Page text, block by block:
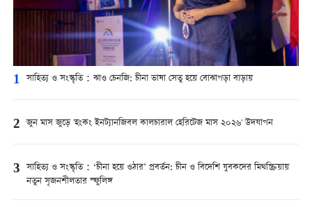
1 সাহিত্য ও সংস্কৃতি：ঝাও চেনজি: চীনা ভাষা সেতু হয়ে বোঝাপড়া বাড়ায়
2 জুন মাস জুড়ে 'হংকং ইনট্যানজিবল কালচারাল হেরিটেজ মাস ২০২৬' উদযাপন
3 সাহিত্য ও সংস্কৃতি：‘চীনা হয়ে ওঠার’ প্রবর্তন: চীন ও বিদেশি যুবকদের মিথস্ক্রিয়ায়
নতুন সৃজনশীলতার স্ফুলিঙ্গ